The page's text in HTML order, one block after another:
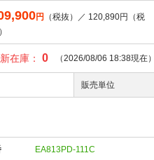
円 （税抜）／ 120,890円（税
在庫： 0 （2026/08/06 18:38現在）
販売単位
EA813PD-111C